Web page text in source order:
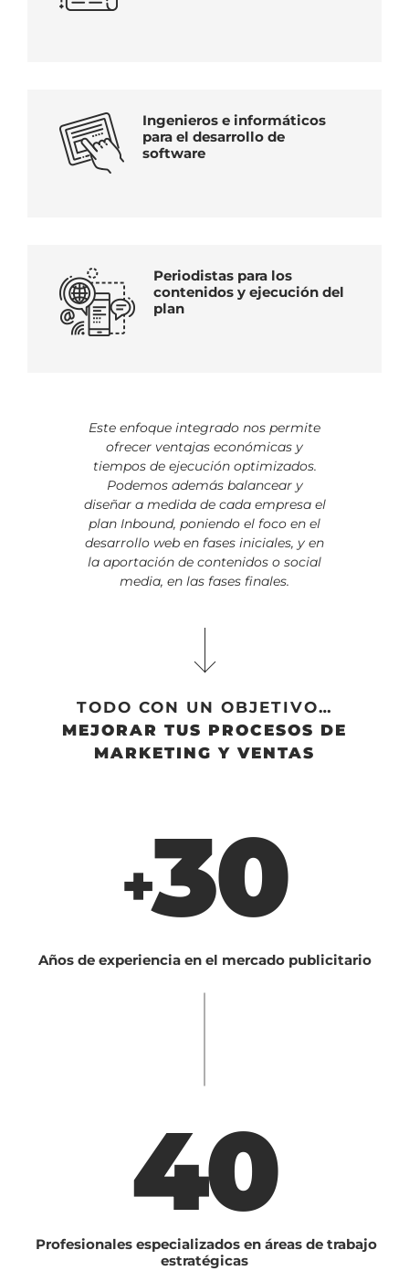
Ingenieros e informáticos
para el desarrollo de
software
Periodistas para los
contenidos y ejecución del
plan
Este enfoque integrado nos permite
ofrecer ventajas económicas y
tiempos de ejecución optimizados.
Podemos además balancear y
diseñar a medida de cada empresa el
plan Inbound, poniendo el foco en el
desarrollo web en fases iniciales, y en
la aportación de contenidos o social
media, en las fases finales.
TODO CON UN OBJETIVO…
MEJORAR TUS PROCESOS DE
MARKETING Y VENTAS
+30
Años de experiencia en el mercado publicitario
40
Profesionales especializados en áreas de trabajo
estratégicas